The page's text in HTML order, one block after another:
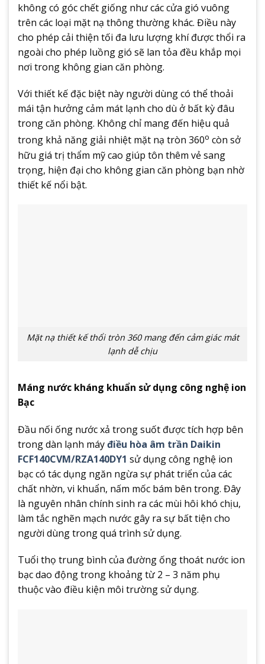
không có góc chết giống như các cửa gió vuông
trên các loại mặt nạ thông thường khác. Điều này
cho phép cải thiện tối đa lưu lượng khí được thổi ra
ngoài cho phép luồng gió sẽ lan tỏa đều khắp mọi
nơi trong không gian căn phòng.
Với thiết kế đặc biệt này người dùng có thể thoải
mái tận hưởng cảm mát lạnh cho dù ở bất kỳ đâu
trong căn phòng. Không chỉ mang đến hiệu quả
trong khả năng giải nhiệt mặt nạ tròn 360o còn sở
hữu giá trị thẩm mỹ cao giúp tôn thêm vẻ sang
trọng, hiện đại cho không gian căn phòng bạn nhờ
thiết kế nổi bật.
Mặt nạ thiết kế thổi tròn 360 mang đến cảm giác mát
lạnh dễ chịu
Máng nước kháng khuẩn sử dụng công nghệ ion
Bạc
Đầu nối ống nước xả trong suốt được tích hợp bên
trong dàn lạnh máyđiều hòa âm trần Daikin
FCF140CVM/RZA140DY1 sử dụng công nghệ ion
bạc có tác dụng ngăn ngừa sự phát triển của các
chất nhờn, vi khuẩn, nấm mốc bám bên trong. Đây
là nguyên nhân chính sinh ra các mùi hôi khó chịu,
làm tắc nghẽn mạch nước gây ra sự bất tiện cho
người dùng trong quá trình sử dụng.
Tuổi thọ trung bình của đường ống thoát nước ion
bạc dao động trong khoảng từ 2 – 3 năm phụ
thuộc vào điều kiện môi trường sử dụng.